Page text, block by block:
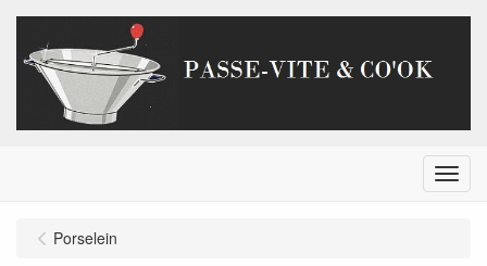
Menu
Porselein